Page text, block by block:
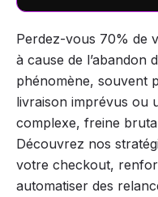
Perdez-vous 70% de
à cause de l’abandon
phénomène, souvent
livraison imprévus ou
complexe, freine
Découvrez nos
votre checkout,
automatiser des